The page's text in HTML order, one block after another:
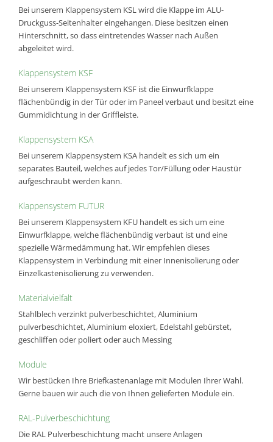
Bei unserem Klappensystem KSL wird die Klappe im ALU-
Druckguss-Seitenhalter eingehangen. Diese besitzen einen
Hinterschnitt, so dass eintretendes Wasser nach Außen
abgeleitet wird.
Klappensystem KSF
Bei unserem Klappensystem KSF ist die Einwurfklappe
flächenbündig in der Tür oder im Paneel verbaut und besitzt eine
Gummidichtung in der Griffleiste.
Klappensystem KSA
Bei unserem Klappensystem KSA handelt es sich um ein
separates Bauteil, welches auf jedes Tor/Füllung oder Haustür
aufgeschraubt werden kann.
Klappensystem FUTUR
Bei unserem Klappensystem KFU handelt es sich um eine
Einwurfklappe, welche flächenbündig verbaut ist und eine
spezielle Wärmedämmung hat. Wir empfehlen dieses
Klappensystem in Verbindung mit einer Innenisolierung oder
Einzelkastenisolierung zu verwenden.
Materialvielfalt
Stahlblech verzinkt pulverbeschichtet, Aluminium
pulverbeschichtet, Aluminium eloxiert, Edelstahl gebürstet,
geschliffen oder poliert oder auch Messing
Module
Wir bestücken Ihre Briefkastenanlage mit Modulen Ihrer Wahl.
Gerne bauen wir auch die von Ihnen gelieferten Module ein.
RAL-Pulverbeschichtung
Die RAL Pulverbeschichtung macht unsere Anlagen